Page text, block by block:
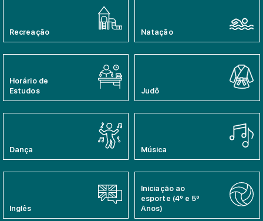
Recreação Natação
Horário de
Estudos
Judô
Dança Música
Inglês
Iniciação ao
esporte (4º e 5º
Anos)